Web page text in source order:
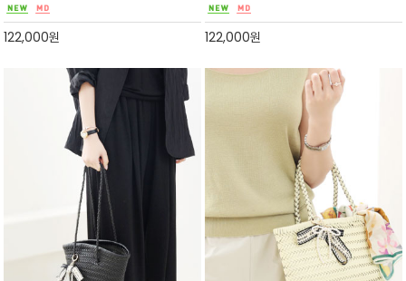
고하면서도 유연한 버팔로 카프 가죽을 정교하게
엮어내고, 어깨에 부드럽게 감기는 위빙 핸들을
더해 데일리 사용
122,000원
정교하게 엮어내고, 어깨에 부드럽게 감기는 위빙
핸들을 더해 데일리 사용
122,000원